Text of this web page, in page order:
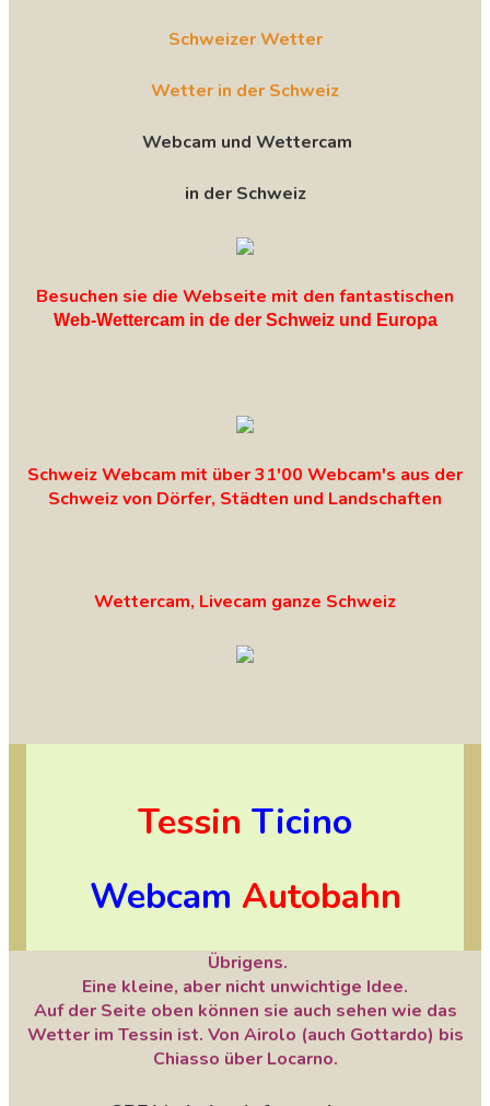
Schweizer Wetter
Wetter in der Schweiz
Webcam und Wettercam
in der Schweiz
Besuchen sie die Webseite mit den fantastischen
Web-Wettercam in de der Schweiz und Europa
Schweiz Webcam mit über 31'00 Webcam's aus der
Schweiz von Dörfer, Städten und Landschaften
Wettercam, Livecam ganze Schweiz
Tessin Ticino
Webcam Autobahn
Übrigens.
Eine kleine, aber nicht unwichtige Idee.
Auf der Seite oben können sie auch sehen wie das
Wetter im Tessin ist. Von Airolo (auch Gottardo) bis
Chiasso über Locarno.